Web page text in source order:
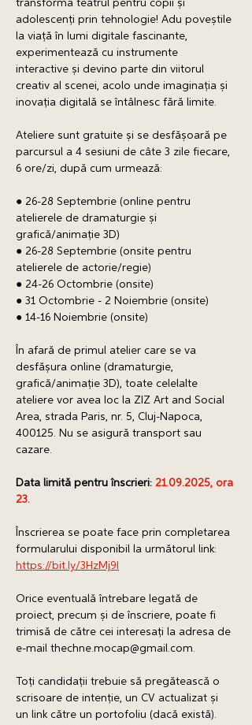
transforma teatrul pentru copii și
adolescenți prin tehnologie! Adu poveștile
la viață în lumi digitale fascinante,
experimentează cu instrumente
interactive și devino parte din viitorul
creativ al scenei, acolo unde imaginația și
inovația digitală se întâlnesc fără limite.
Ateliere sunt gratuite și se desfășoară pe
parcursul a 4 sesiuni de câte 3 zile fiecare,
6 ore/zi, după cum urmează:
● 26-28 Septembrie (online pentru
atelierele de dramaturgie și
grafică/animație 3D)
● 26-28 Septembrie (onsite pentru
atelierele de actorie/regie)
● 24-26 Octombrie (onsite)
● 31 Octombrie - 2 Noiembrie (onsite)
● 14-16 Noiembrie (onsite)
În afară de primul atelier care se va
desfășura online (dramaturgie,
grafică/animație 3D), toate celelalte
ateliere vor avea loc la ZIZ Art and Social
Area, strada Paris, nr. 5, Cluj-Napoca,
400125. Nu se asigură transport sau
cazare.
Data limită pentru înscrieri: 21.09.2025, ora
23.
Înscrierea se poate face prin completarea
formularului disponibil la următorul link:
https://bit.ly/3HzMj9I
Orice eventuală întrebare legată de
proiect, precum și de înscriere, poate fi
trimisă de către cei interesați la adresa de
e-mail thechne.mocap@gmail.com.
Toți candidații trebuie să pregătească o
scrisoare de intenție, un CV actualizat și
un link către un portofoliu (dacă există).